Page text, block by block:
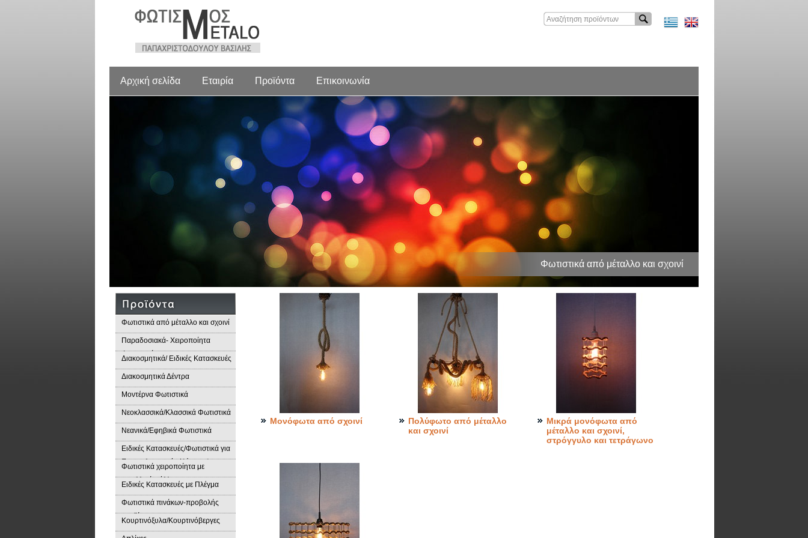
Αρχική σελίδα Εταιρία Προϊόντα Επικοινωνία
Φωτιστικά από μέταλλο και σχοινί
Φωτιστικά από μέταλλο και σχοινί
Παραδοσιακά- Χειροποίητα
Φωτιστικά
Διακοσμητικά/ Ειδικές Κατασκευές
Διακοσμητικά Δέντρα
Μοντέρνα Φωτιστικά
Νεοκλασσικά/Κλασσικά Φωτιστικά
Νεανικά/Εφηβικά Φωτιστικά
Ειδικές Κατασκευές/Φωτιστικά για
Επαγγελματικούς Χώρους/
Παραδοσιακά Φωτιστικά
Φωτιστικά χειροποίητα με
μεταλλικά φύλλα
Ειδικές Κατασκευές με Πλέγμα
Φωτιστικά πινάκων-προβολής
προϊόντων
Κουρτινόξυλα/Κουρτινόβεργες
Μονόφωτα από σχοινί
Πολύφωτο από μέταλλο
και σχοινί
Μικρά μονόφωτα από
μέταλλο και σχοινί,
στρόγγυλο και τετράγωνο